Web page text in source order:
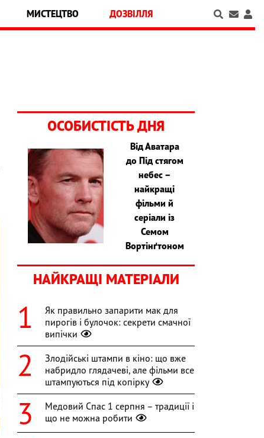
МИСТЕЦТВО ДОЗВІЛЛЯ
ОСОБИСТІСТЬ ДНЯ
Від Аватара
до Під стягом
небес –
найкращі
фільми й
серіали із
Семом
Вортінґтоном
НАЙКРАЩІ МАТЕРІАЛИ
Як правильно запарити мак для
пирогів і булочок: секрети смачної
випічки
Злодійські штампи в кіно: що вже
набридло глядачеві, але фільми все
штампуються під копірку
Медовий Спас 1 серпня – традиції і
що не можна робити